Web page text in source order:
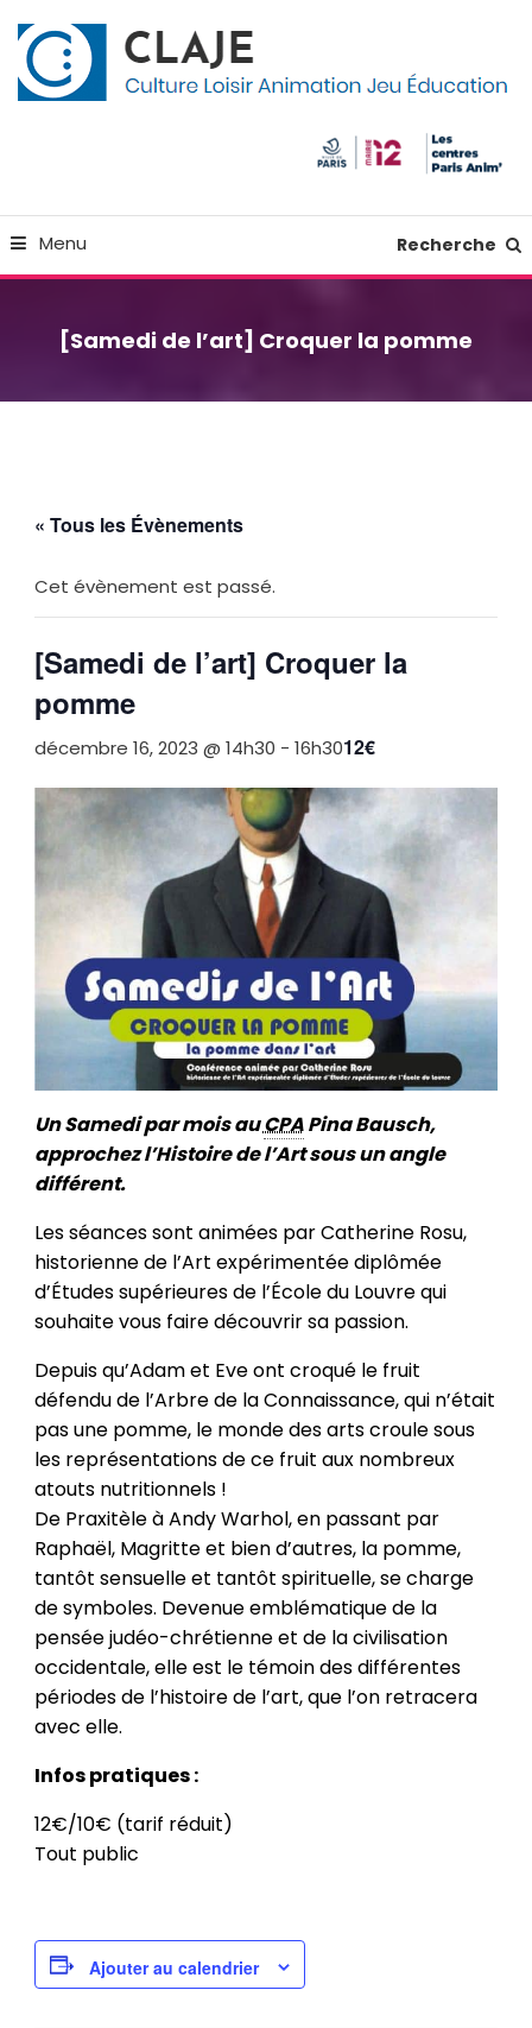
To
Content
Menu Recherche
[Samedi de l’art] Croquer la pomme
« Tous les Évènements
Cet évènement est passé.
[Samedi de l’art] Croquer la
pomme
décembre 16, 2023 @ 14h30 - 16h3012€
Un Samedi par mois auCPAPina Bausch,
approchez l’Histoire de l’Art sous un angle
différent.
Les séances sont animées par Catherine Rosu,
historienne de l’Art expérimentée diplômée
d’Études supérieures de l’École du Louvre qui
souhaite vous faire découvrir sa passion.
Depuis qu’Adam et Eve ont croqué le fruit
défendu de l’Arbre de la Connaissance, qui n’était
pas une pomme, le monde des arts croule sous
les représentations de ce fruit aux nombreux
atouts nutritionnels !
De Praxitèle à Andy Warhol, en passant par
Raphaël, Magritte et bien d’autres, la pomme,
tantôt sensuelle et tantôt spirituelle, se charge
de symboles. Devenue emblématique de la
pensée judéo-chrétienne et de la civilisation
occidentale, elle est le témoin des différentes
périodes de l’histoire de l’art, que l’on retracera
avec elle.
Infos pratiques :
12€/10€ (tarif réduit)
Tout public
Ajouter au calendrier